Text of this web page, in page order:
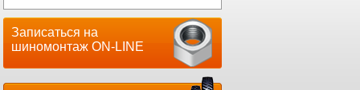
Записаться на
шиномонтаж ON-LINE